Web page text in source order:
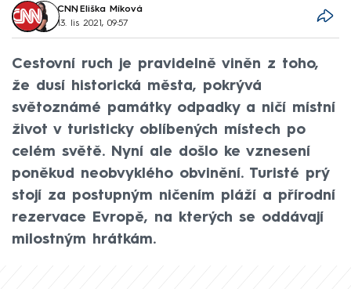
CNN, Eliška Míková
13. lis 2021, 09:57
Cestovní ruch je pravidelně viněn z toho,
že dusí historická města, pokrývá
světoznámé památky odpadky a ničí místní
život v turisticky oblíbených místech po
celém světě. Nyní ale došlo ke vznesení
poněkud neobvyklého obvinění. Turisté prý
stojí za postupným ničením pláží a přírodní
rezervace Evropě, na kterých se oddávají
milostným hrátkám.